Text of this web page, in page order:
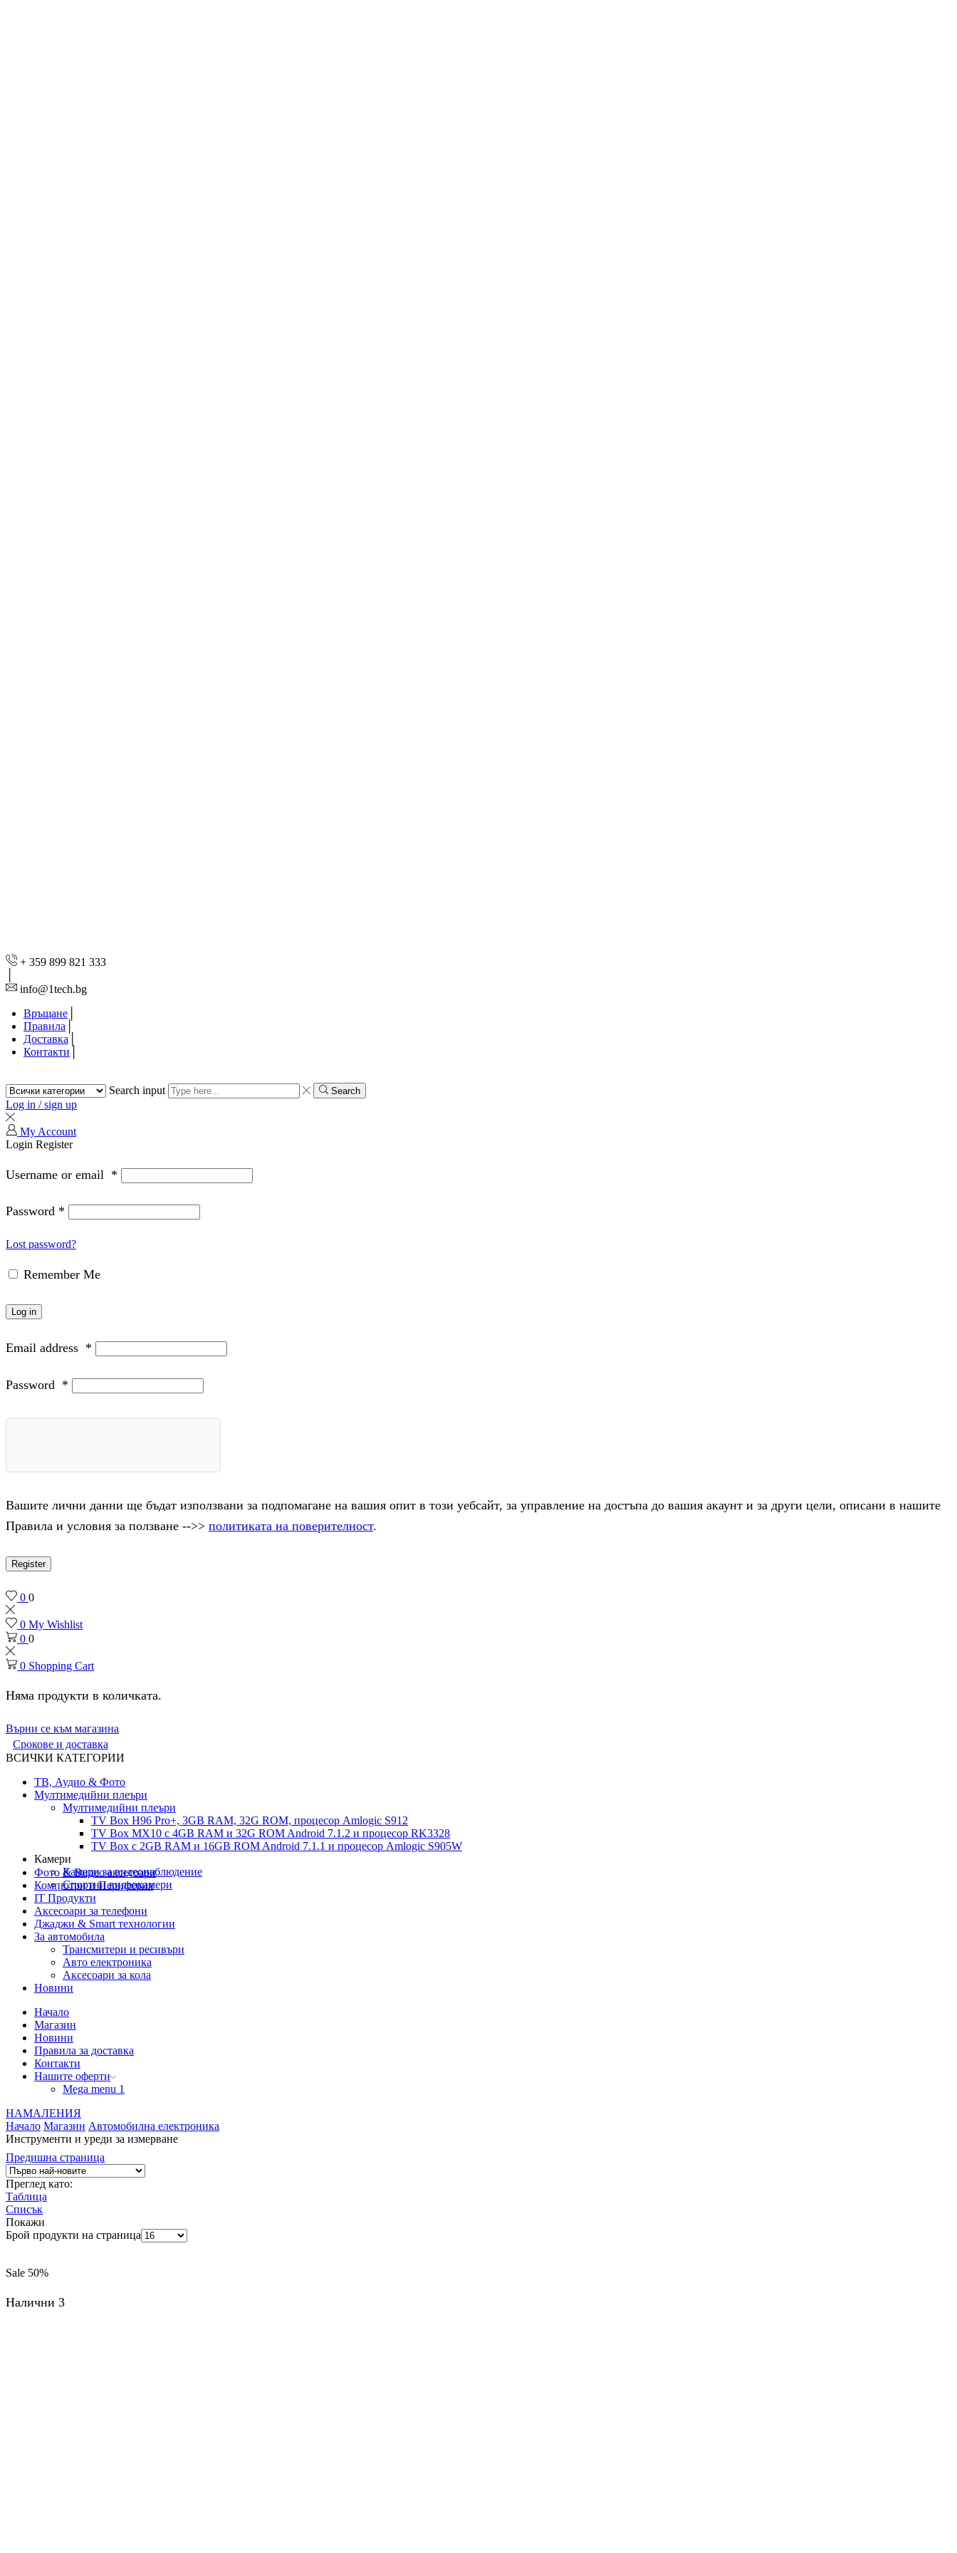
+ 359 899 821 333
info@1tech.bg
Връщане
Правила
Доставка
Контакти
Search input Search
Log in / sign up
My Account
Login Register
Username or email *
Password *
Lost password?
Remember Me
Log in
Email address *
Password *
Вашите лични данни ще бъдат използвани за подпомагане на вашия опит в този уебсайт, за управление на достъпа до вашия акаунт и за други цели, описани в нашите
Правила и условия за ползване -->> политиката на поверителност.
Register
0 0
0 My Wishlist
0 0
0 Shopping Cart
Няма продукти в количката.
Върни се към магазина
Срокове и доставка
ВСИЧКИ КАТЕГОРИИ
ТВ, Аудио & Фото
Мултимедийни плеъри
Мултимедийни плеъри
TV Box H96 Pro+, 3GB RAM, 32G ROM, процесор Amlogic S912
TV Box MX10 с 4GB RAM и 32G ROM Android 7.1.2 и процесор RK3328
TV Box с 2GB RAM и 16GВ ROM Android 7.1.1 и процесор Amlogic S905W
Камери
Камери за видеонаблюдение
Спортни видеокамери
Фото & Видео аксесоари
Компютри и Периферия
IT Продукти
Аксесоари за телефони
Джаджи & Smart технологии
За автомобила
Трансмитери и ресивъри
Авто електроника
Аксесоари за кола
Новини
Начало
Магазин
Новини
Правила за доставка
Контакти
Нашите оферти
Mega menu 1
НАМАЛЕНИЯ
Начало Магазин Автомобилна електроника
Инструменти и уреди за измерване
Предишна страница
Преглед като:
Таблица
Списък
Покажи
Брой продукти на страница
Sale 50%
Налични 3